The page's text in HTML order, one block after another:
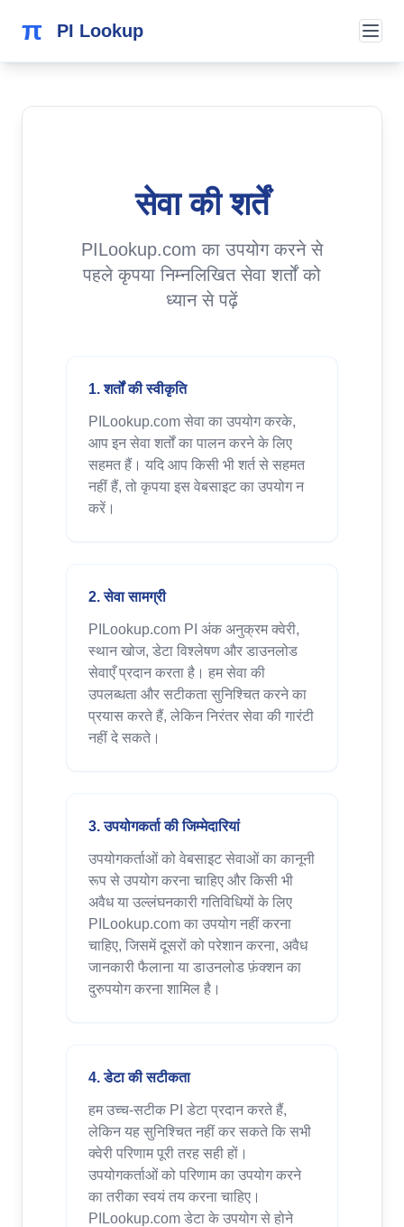
π PI Lookup
सेवा की शर्तें
PILookup.com का उपयोग करने से
पहले कृपया निम्नलिखित सेवा शर्तों को
ध्यान से पढ़ें
1. शर्तों की स्वीकृति
PILookup.com सेवा का उपयोग करके,
आप इन सेवा शर्तों का पालन करने के लिए
सहमत हैं। यदि आप किसी भी शर्त से सहमत
नहीं हैं, तो कृपया इस वेबसाइट का उपयोग न
करें।
2. सेवा सामग्री
PILookup.com PI अंक अनुक्रम क्वेरी,
स्थान खोज, डेटा विश्लेषण और डाउनलोड
सेवाएँ प्रदान करता है। हम सेवा की
उपलब्धता और सटीकता सुनिश्चित करने का
प्रयास करते हैं, लेकिन निरंतर सेवा की गारंटी
नहीं दे सकते।
3. उपयोगकर्ता की जिम्मेदारियां
उपयोगकर्ताओं को वेबसाइट सेवाओं का कानूनी
रूप से उपयोग करना चाहिए और किसी भी
अवैध या उल्लंघनकारी गतिविधियों के लिए
PILookup.com का उपयोग नहीं करना
चाहिए, जिसमें दूसरों को परेशान करना, अवैध
जानकारी फैलाना या डाउनलोड फ़ंक्शन का
दुरुपयोग करना शामिल है।
4. डेटा की सटीकता
हम उच्च-सटीक PI डेटा प्रदान करते हैं,
लेकिन यह सुनिश्चित नहीं कर सकते कि सभी
क्वेरी परिणाम पूरी तरह सही हों।
उपयोगकर्ताओं को परिणाम का उपयोग करने
का तरीका स्वयं तय करना चाहिए।
PILookup.com डेटा के उपयोग से होने